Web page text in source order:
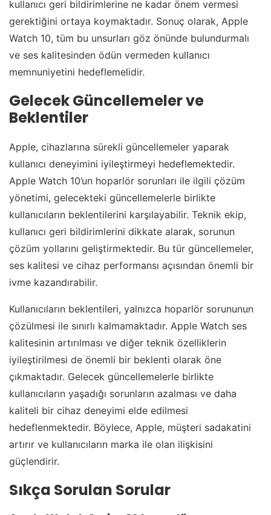
kullanıcı geri bildirimlerine ne kadar önem vermesi
gerektiğini ortaya koymaktadır. Sonuç olarak, Apple
Watch 10, tüm bu unsurları göz önünde bulundurmalı
ve ses kalitesinden ödün vermeden kullanıcı
memnuniyetini hedeflemelidir.
Gelecek Güncellemeler ve
Beklentiler
Apple, cihazlarına sürekli güncellemeler yaparak
kullanıcı deneyimini iyileştirmeyi hedeflemektedir.
Apple Watch 10’un hoparlör sorunları ile ilgili çözüm
yönetimi, gelecekteki güncellemelerle birlikte
kullanıcıların beklentilerini karşılayabilir. Teknik ekip,
kullanıcı geri bildirimlerini dikkate alarak, sorunun
çözüm yollarını geliştirmektedir. Bu tür güncellemeler,
ses kalitesi ve cihaz performansı açısından önemli bir
ivme kazandırabilir.
Kullanıcıların beklentileri, yalnızca hoparlör sorununun
çözülmesi ile sınırlı kalmamaktadır. Apple Watch ses
kalitesinin artırılması ve diğer teknik özelliklerin
iyileştirilmesi de önemli bir beklenti olarak öne
çıkmaktadır. Gelecek güncellemelerle birlikte
kullanıcıların yaşadığı sorunların azalması ve daha
kaliteli bir cihaz deneyimi elde edilmesi
hedeflenmektedir. Böylece, Apple, müşteri sadakatini
artırır ve kullanıcıların marka ile olan ilişkisini
güçlendirir.
Sıkça Sorulan Sorular